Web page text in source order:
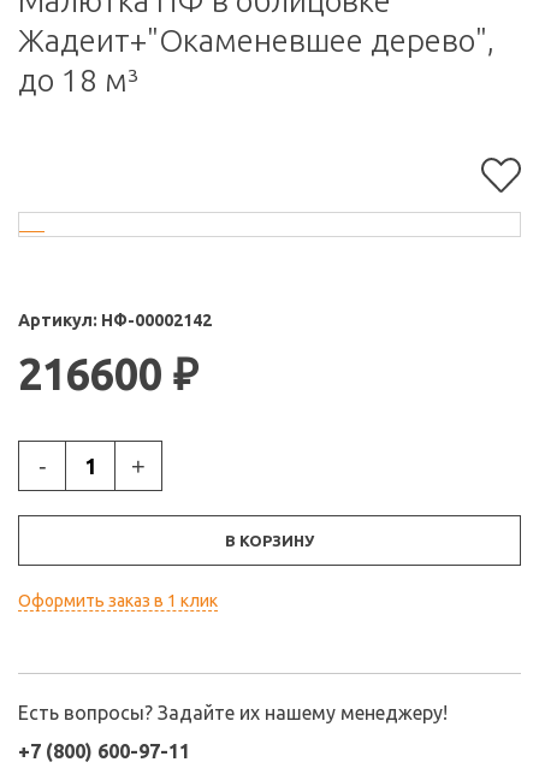
Жадеит+"Окаменевшее дерево",
до 18 м³
Артикул: НФ-00002142
216600 ₽
- +
В КОРЗИНУ
Оформить заказ в 1 клик
Есть вопросы? Задайте их нашему менеджеру!
+7 (800) 600-97-11